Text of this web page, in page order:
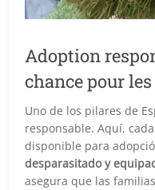
Adoption
chance pour
Uno de los pilares de
responsable. Aquí,
disponible para
desparasitado y
asegura que las